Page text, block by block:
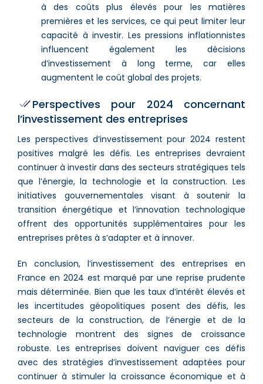
à des coûts plus élevés pour les matières
premières et les services, ce qui peut limiter leur
capacité à investir. Les pressions inflationnistes
influencent également les décisions
d’investissement à long terme, car elles
augmentent le coût global des projets​​.
Perspectives pour 2024 concernant
l’investissement des entreprises
Les perspectives d’investissement pour 2024 restent
positives malgré les défis. Les entreprises devraient
continuer à investir dans des secteurs stratégiques tels
que l’énergie, la technologie et la construction. Les
initiatives gouvernementales visant à soutenir la
transition énergétique et l’innovation technologique
offrent des opportunités supplémentaires pour les
entreprises prêtes à s’adapter et à innover​.
En conclusion, l’investissement des entreprises en
France en 2024 est marqué par une reprise prudente
mais déterminée. Bien que les taux d’intérêt élevés et
les incertitudes géopolitiques posent des défis, les
secteurs de la construction, de l’énergie et de la
technologie montrent des signes de croissance
robuste. Les entreprises doivent naviguer ces défis
avec des stratégies d’investissement adaptées pour
continuer à stimuler la croissance économique et à